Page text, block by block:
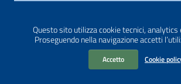
Questo sito utilizza cookie tecnici, analytics
Proseguendo nella navigazione accetti
Accetto Cookie
WordPress
|Tema grafico ItaliaWP2
Prototipo per siti PA di AgID